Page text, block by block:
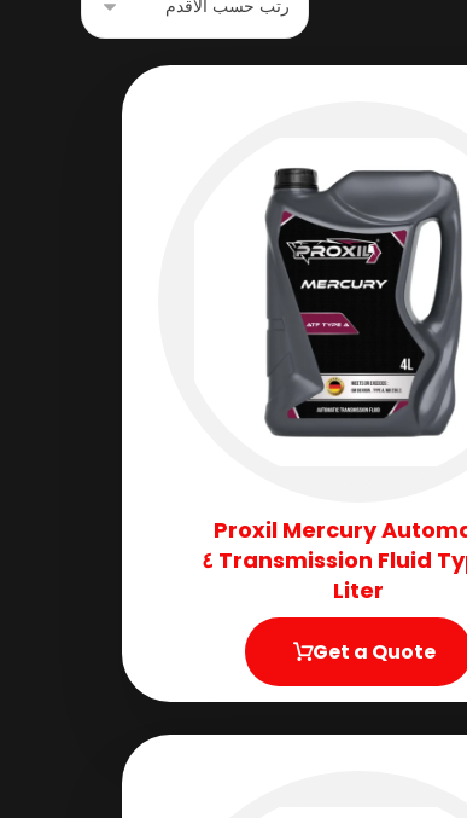
Proxil Mercury
Transmission Fluid​ Type A ٤
Liter
Get a Quote